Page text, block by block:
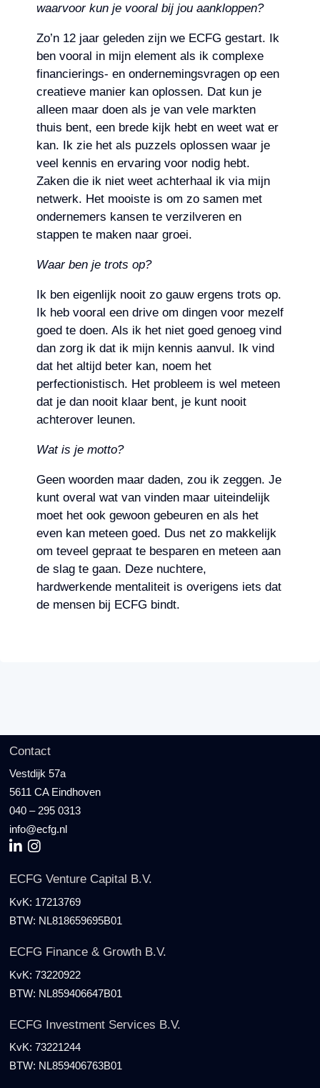
waarvoor kun je vooral bij jou aankloppen?
Zo’n 12 jaar geleden zijn we ECFG gestart. Ik
ben vooral in mijn element als ik complexe
financierings- en ondernemingsvragen op een
creatieve manier kan oplossen. Dat kun je
alleen maar doen als je van vele markten
thuis bent, een brede kijk hebt en weet wat er
kan. Ik zie het als puzzels oplossen waar je
veel kennis en ervaring voor nodig hebt.
Zaken die ik niet weet achterhaal ik via mijn
netwerk. Het mooiste is om zo samen met
ondernemers kansen te verzilveren en
stappen te maken naar groei.
Waar ben je trots op?
Ik ben eigenlijk nooit zo gauw ergens trots op.
Ik heb vooral een drive om dingen voor mezelf
goed te doen. Als ik het niet goed genoeg vind
dan zorg ik dat ik mijn kennis aanvul. Ik vind
dat het altijd beter kan, noem het
perfectionistisch. Het probleem is wel meteen
dat je dan nooit klaar bent, je kunt nooit
achterover leunen.
Wat is je motto?
Geen woorden maar daden, zou ik zeggen. Je
kunt overal wat van vinden maar uiteindelijk
moet het ook gewoon gebeuren en als het
even kan meteen goed. Dus net zo makkelijk
om teveel gepraat te besparen en meteen aan
de slag te gaan. Deze nuchtere,
hardwerkende mentaliteit is overigens iets dat
de mensen bij ECFG bindt.
Contact
Vestdijk 57a
5611 CA Eindhoven
040 – 295 0313
info@ecfg.nl
ECFG Venture Capital B.V.
KvK: 17213769
BTW: NL818659695B01
ECFG Finance & Growth B.V.
KvK: 73220922
BTW: NL859406647B01
ECFG Investment Services B.V.
KvK: 73221244
BTW: NL859406763B01